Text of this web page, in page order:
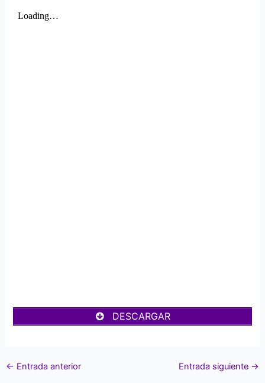
DESCARGAR
← Entrada anterior Entrada siguiente →